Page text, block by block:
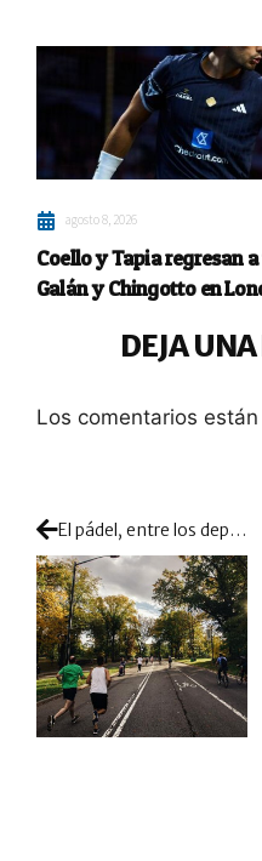
agosto 8, 2026
Coello y Tapia regresan
Galán y Chingotto en
DEJA
Los comentarios
El pádel, entre los deportes que más se practican en España